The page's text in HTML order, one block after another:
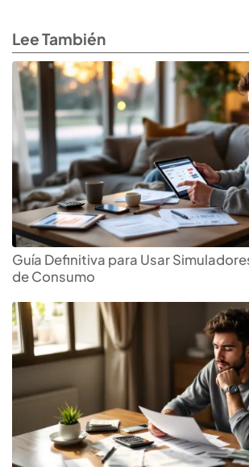
Lee También
Guía Definitiva para Usar
de Consumo